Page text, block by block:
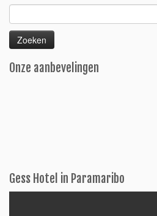
naar:
Onze aanbevelingen
Gess Hotel in Paramaribo